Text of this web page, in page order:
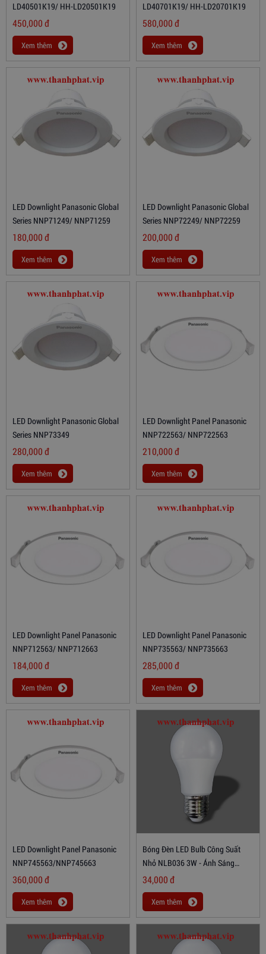
LD40501K19/ HH-LD20501K19
450,000đ
Xem thêm
LD40701K19/ HH-LD20701K19
580,000đ
Xem thêm
LED Downlight Panasonic Global
Series NNP71249/ NNP71259
180,000đ
Xem thêm
LED Downlight Panasonic Global
Series NNP72249/ NNP72259
200,000đ
Xem thêm
LED Downlight Panasonic Global
Series NNP73349
280,000đ
Xem thêm
LED Downlight Panel Panasonic
NNP722563/ NNP722563
210,000đ
Xem thêm
LED Downlight Panel Panasonic
NNP712563/ NNP712663
184,000đ
Xem thêm
LED Downlight Panel Panasonic
NNP735563/ NNP735663
285,000đ
Xem thêm
LED Downlight Panel Panasonic
NNP745563/NNP745663
360,000đ
Xem thêm
Bóng Đèn LED Bulb Công Suất
Nhỏ NLB036 3W - Ánh Sáng
Trắng
34,000đ
Xem thêm